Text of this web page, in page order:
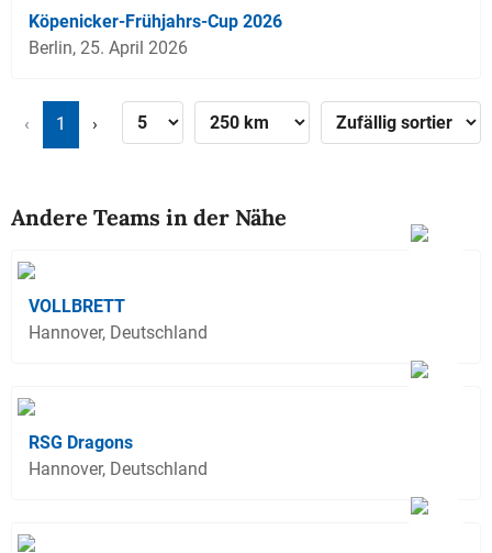
Köpenicker-Frühjahrs-Cup 2026
Berlin, 25. April 2026
‹ 1 ›
Andere Teams in der Nähe
VOLLBRETT
Hannover, Deutschland
RSG Dragons
Hannover, Deutschland